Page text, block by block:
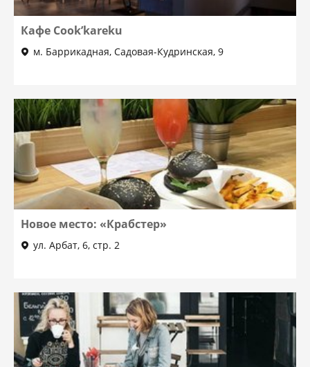
Кафе Cook’kareku
м. Баррикадная, Садовая-Кудринская, 9
Новое место: «Крабстер»
ул. Арбат, 6, стр. 2